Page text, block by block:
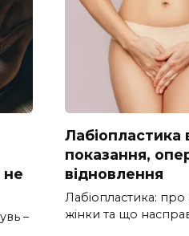
не
–
Лабіопластика
показання,
відновлення
Лабіопластика:
жінки та що